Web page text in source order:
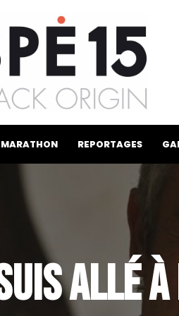
MARATHON REPORTAGES
ALLÉ